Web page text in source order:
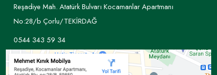
Reşadiye Mah. Atatürk Bulvarı Kocamanlar Apartmanı
No:28/b Çorlu/TEKİRDAĞ
0544 343 59 34